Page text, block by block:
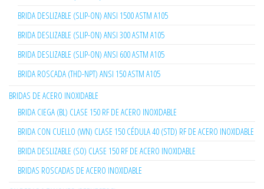
BRIDA DESLIZABLE (SLIP-ON) ANSI 1500 ASTM A105
BRIDA DESLIZABLE (SLIP-ON) ANSI 300 ASTM A105
BRIDA DESLIZABLE (SLIP-ON) ANSI 600 ASTM A105
BRIDA ROSCADA (THD-NPT) ANSI 150 ASTM A105
BRIDAS DE ACERO INOXIDABLE
BRIDA CIEGA (BL) CLASE 150 RF DE ACERO INOXIDABLE
BRIDA CON CUELLO (WN) CLASE 150 CÉDULA 40 (STD) RF DE ACERO INOXIDABLE
BRIDA DESLIZABLE (SO) CLASE 150 RF DE ACERO INOXIDABLE
BRIDAS ROSCADAS DE ACERO INOXIDABLE